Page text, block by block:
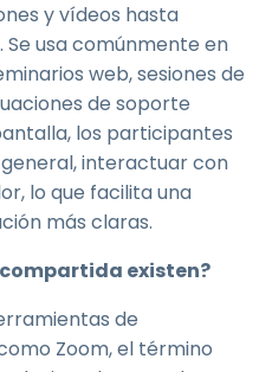
y vídeos hasta
usa comúnmente en
web, sesiones de
de soporte
los participantes
interactuar con
lo que facilita una
más claras.
existen?
de
Zoom, el término